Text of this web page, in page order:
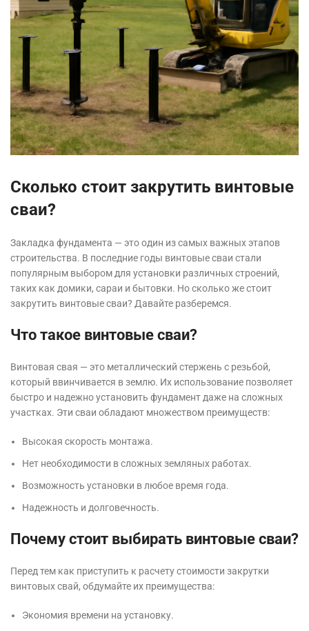
Сколько стоит закрутить винтовые
сваи?
Закладка фундамента — это один из самых важных этапов
строительства. В последние годы винтовые сваи стали
популярным выбором для установки различных строений,
таких как домики, сараи и бытовки. Но сколько же стоит
закрутить винтовые сваи? Давайте разберемся.
Что такое винтовые сваи?
Винтовая свая — это металлический стержень с резьбой,
который ввинчивается в землю. Их использование позволяет
быстро и надежно установить фундамент даже на сложных
участках. Эти сваи обладают множеством преимуществ:
Высокая скорость монтажа.
Нет необходимости в сложных земляных работах.
Возможность установки в любое время года.
Надежность и долговечность.
Почему стоит выбирать винтовые сваи?
Перед тем как приступить к расчету стоимости закрутки
винтовых свай, обдумайте их преимущества:
Экономия времени на установку.